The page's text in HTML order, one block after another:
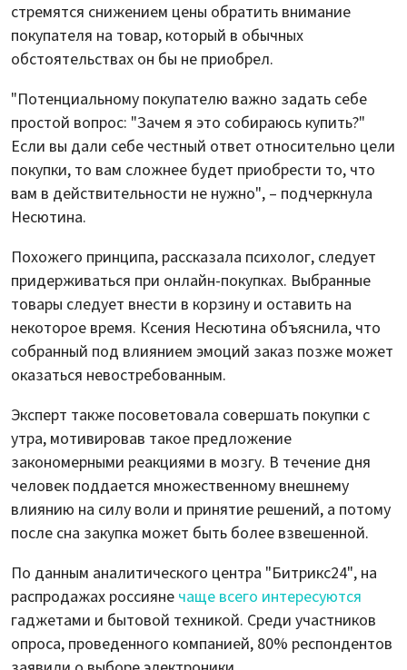
стремятся снижением цены обратить внимание
покупателя на товар, который в обычных
обстоятельствах он бы не приобрел.
"Потенциальному покупателю важно задать себе
простой вопрос: "Зачем я это собираюсь купить?"
Если вы дали себе честный ответ относительно цели
покупки, то вам сложнее будет приобрести то, что
вам в действительности не нужно", – подчеркнула
Несютина.
Похожего принципа, рассказала психолог, следует
придерживаться при онлайн-покупках. Выбранные
товары следует внести в корзину и оставить на
некоторое время. Ксения Несютина объяснила, что
собранный под влиянием эмоций заказ позже может
оказаться невостребованным.
Эксперт также посоветовала совершать покупки с
утра, мотивировав такое предложение
закономерными реакциями в мозгу. В течение дня
человек поддается множественному внешнему
влиянию на силу воли и принятие решений, а потому
после сна закупка может быть более взвешенной.
По данным аналитического центра "Битрикс24", на
распродажах россияне чаще всего интересуются
гаджетами и бытовой техникой. Среди участников
опроса, проведенного компанией, 80% респондентов